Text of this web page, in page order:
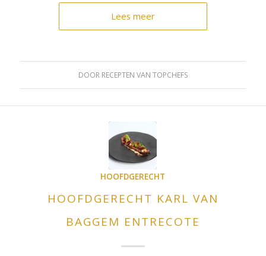
Lees meer
DOOR RECEPTEN VAN TOPCHEFS
HOOFDGERECHT
HOOFDGERECHT KARL VAN
BAGGEM ENTRECOTE